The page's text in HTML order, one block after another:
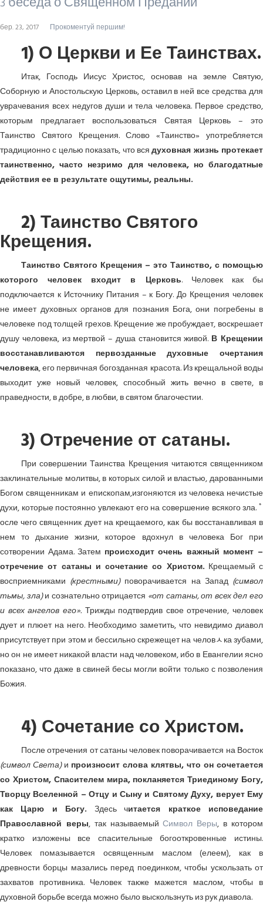
бер. 23, 2017 Прокоментуй першим!
1) О Церкви и Ее Таинствах.
Итак, Господь Иисус Христос, основав на земле Святую,
Соборную и Апостольскую Церковь, оставил в ней все средства для
уврачевания всех недугов души и тела человека. Первое средство,
которым предлагает воспользоваться Святая Церковь – это
Таинство Святого Крещения. Слово «Таинство» употребляется
традиционно с целью показать, что всядуховная жизнь протекает
таинственно, часто незримо для человека, но благодатные
действия ее в результате ощутимы, реальны.
2) Таинство Святого
Крещения.
Таинство Святого Крещения – это Таинство, с помощью
которого человек входит в Церковь. Человек как бы
подключается к Источнику Питания – к Богу. До Крещения человек
не имеет духовных органов для познания Бога, они погребены в
человеке под толщей грехов. Крещение же пробуждает, воскрешает
душу человека, из мертвой – душа становится живой. В Крещении
восстанавливаются первозданные духовные очертания
человека, его первичная богозданная красота. Из крещальной воды
выходит уже новый человек, способный жить вечно в свете, в
праведности, в добре, в любви, в святом благочестии.
3) Отречение от сатаны.
При совершении Таинства Крещения читаются священником
заклинательные молитвы, в которых силой и властью, дарованными
Богом священникам и епископам,изгоняются из человека нечистые
духи, которые постоянно увлекают его на совершение всякого зла. ﾟ
осле чего священник дует на крещаемого, как бы восстанавливая в
нем то дыхание жизни, которое вдохнул в человека Бог при
сотворении Адама. Затем происходит очень важный момент –
отречение от сатаны и сочетание со Христом. Крещаемый с
восприемниками (крестными)поворачивается на Запад (символ
тьмы, зла)и сознательно отрицается «от сатаны, от всех дел его
и всех ангелов его».Трижды подтвердив свое отречение, человек
дует и плюет на него. Необходимо заметить, что невидимо диавол
присутствует при этом и бессильно скрежещет на человﾵка зубами,
но он не имеет никакой власти над человеком, ибо в Евангелии ясно
показано, что даже в свиней бесы могли войти только с позволения
Божия.
4) Сочетание со Христом.
После отречения от сатаны человек поворачивается на Восток
(символ Света)и произносит слова клятвы, что он сочетается
со Христом, Спасителем мира, покланяется Триединому Богу,
Творцу Вселенной – Отцу и Сыну и Святому Духу, верует Ему
как Царю и Богу.Здесь читается краткое исповедание
Православной веры, так называемыйСимвол Веры, в котором
кратко изложены все спасительные богооткровенные истины.
Человек помазывается освященным маслом (елеем), как в
древности борцы мазались перед поединком, чтобы ускользать от
захватов противника. Человек также мажется маслом, чтобы в
духовной борьбе всегда можно было выскользнуть из рук диавола.